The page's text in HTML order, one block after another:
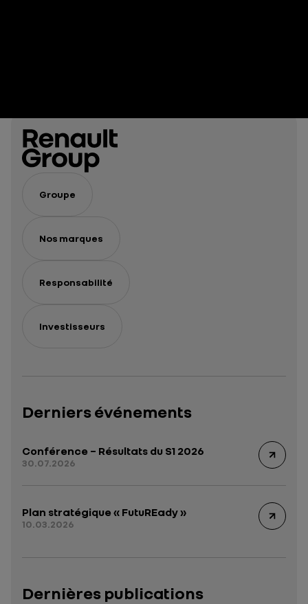
Groupe
Nos marques
Responsabilité
Investisseurs
Derniers événements
Conférence – Résultats du S1 2026
30.07.2026
Plan stratégique « FutuREady »
10.03.2026
Dernières publications